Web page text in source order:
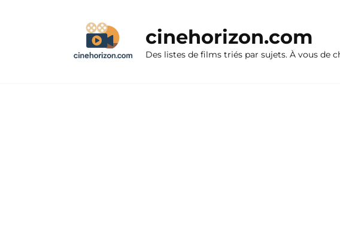
cinehorizon.com
Des listes de films triés par sujets. À vous de